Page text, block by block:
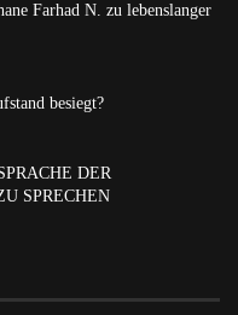
Farhad N. zu lebenslanger
besiegt?
DER
SPRECHEN